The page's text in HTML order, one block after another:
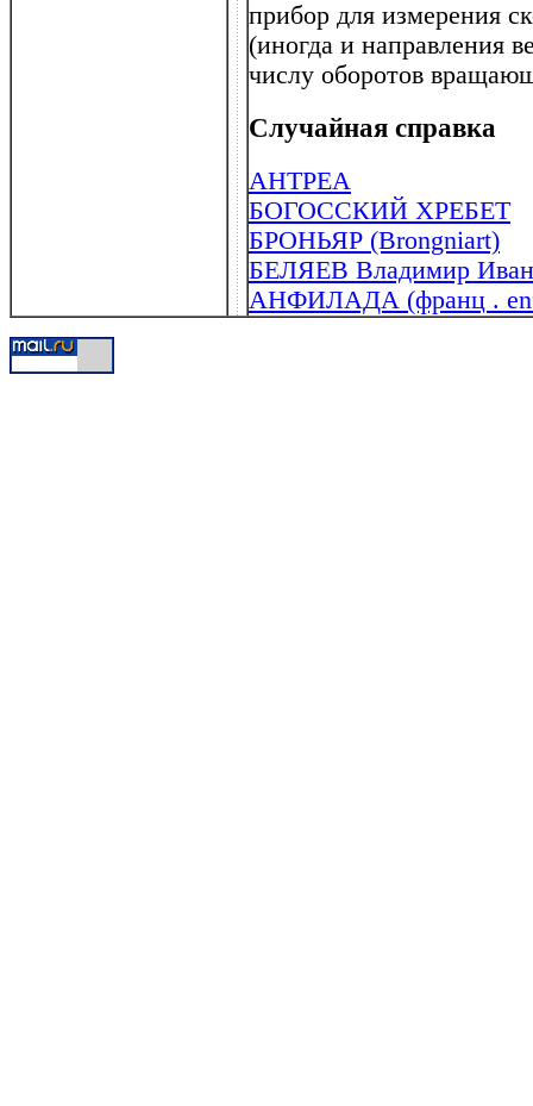
прибор для измерения
(иногда и направления
числу оборотов
Случайная справка
АНТРЕА
БОГОССКИЙ ХРЕБЕТ
БРОНЬЯР (Brongniart)
БЕЛЯЕВ Владимир
АНФИЛАДА (франц .